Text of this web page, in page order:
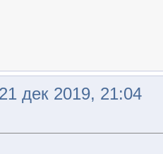
дек 2019, 21:04